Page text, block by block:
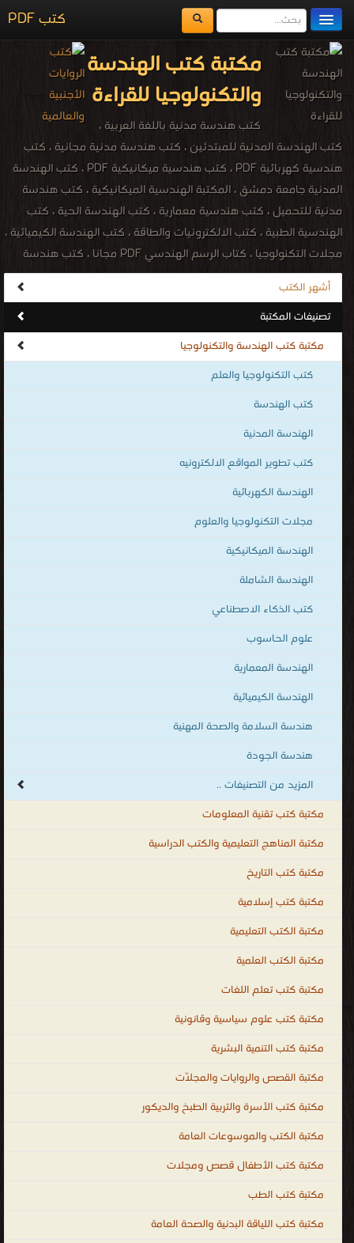
كتب PDF
مكتبة الكتب
المكتبات
يُقرأ حالياً
الفهرس
اضف كتاب
مكتبة كتب الهندسة
والتكنولوجيا للقراءة
كتب هندسة مدنية باللغة العربية ،
كتب الهندسة المدنية للمبتدئين ، كتب هندسة مدنية مجانية ، كتب
هندسية كهربائية PDF ، كتب هندسية ميكانيكية PDF ، كتب الهندسة
المدنية جامعة دمشق ، المكتبة الهندسية الميكانيكية ، كتب هندسة
مدنية للتحميل ، كتب هندسية معمارية ، كتب الهندسة الحية ، كتب
الهندسية الطبية ، كتب الالكترونيات والطاقة ، كتب الهندسة الكيميائية ،
مجلات التكنولوجيا ، كتاب الرسم الهندسي PDF مجانا ، كتب هندسة
الإنتاج والتصميم الميكانيكي مجانا ، كتب معجم هندسة الميكانيك
المصور PDF مجانا ، مكتبة الهندسة الكهربائية والإلكترونية ،
engineering ، engineering PDF ebooks ، Electrical engineering ،
Chemical Engineering ، Technology engineering ، المكتبة الإلكترونيّة
لتحميل و قراءة الكتب المصوّرة بنوعية PDF و تعمل على الهواتف الذكية
والاجهزة الكفيّة أونلاين.
أشهر الكتب
تصنيفات المكتبة
مكتبة كتب الهندسة والتكنولوجيا
كتب التكنولوجيا والعلم
كتب الهندسة
الهندسة المدنية
كتب تطوير المواقع الالكترونيه
الهندسة الكهربائية
مجلات التكنولوجيا والعلوم
الهندسة الميكانيكية
الهندسة الشاملة
كتب الذكاء الاصطناعي
علوم الحاسوب
الهندسة المعمارية
الهندسة الكيميائية
هندسة السلامة والصحة المهنية
هندسة الجودة
المزيد من التصنيفات ..
مكتبة كتب تقنية المعلومات
مكتبة المناهج التعليمية والكتب الدراسية
مكتبة كتب التاريخ
مكتبة كتب إسلامية
مكتبة الكتب التعليمية
مكتبة الكتب العلمية
مكتبة كتب تعلم اللغات
مكتبة كتب علوم سياسية وقانونية
مكتبة كتب التنمية البشرية
مكتبة القصص والروايات والمجلّات
مكتبة كتب الأسرة والتربية الطبخ والديكور
مكتبة الكتب والموسوعات العامة
مكتبة كتب الأطفال قصص ومجلات
مكتبة كتب الطب
مكتبة كتب اللياقة البدنية والصحة العامة